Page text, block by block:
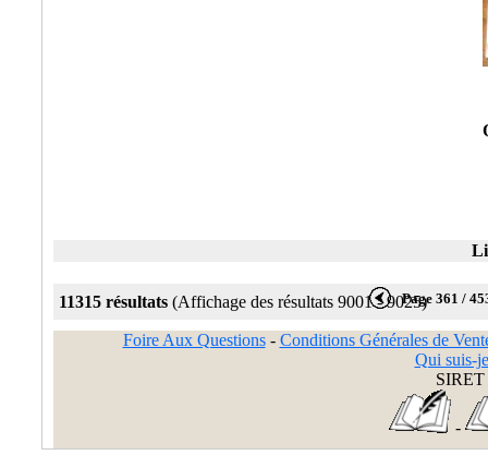
11315 résultats (Affichage des résultats 9001 - 9025)Page 361 /
Foire Aux Questions- Conditions Générales de
Qui suis-
SIRET
-